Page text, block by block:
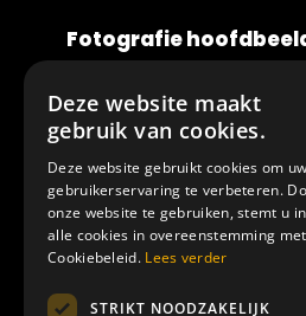
Fotografie
& Maurice van
Fotografie
der Lei
Deze website maakt
gebruik van cookies.
Deze website gebruikt cookies om uw
gebruikerservaring te verbeteren.
onze website te gebruiken, stemt u
alle cookies in overeenstemming
Cookiebeleid. Lees verder
STRIKT NOODZAKELIJK